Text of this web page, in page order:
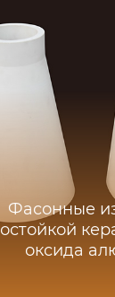
Фасонные
оксида